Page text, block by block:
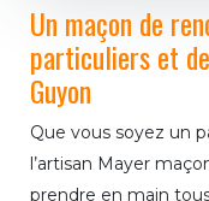
Un maçon de
particuliers et
Guyon
Que vous soyez un
l’artisan Mayer
prendre en main